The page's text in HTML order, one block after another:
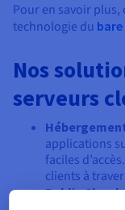
Pour en savoir
technologie du
Nos
serveurs
applications
faciles
clients à
Public Cloud :